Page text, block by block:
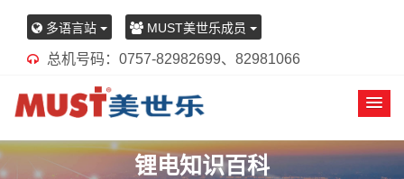
多语言站 MUST美世乐成员
总机号码：0757-82982699、82981066
锂电知识百科